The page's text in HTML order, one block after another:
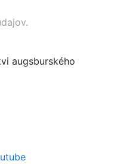
augsburského